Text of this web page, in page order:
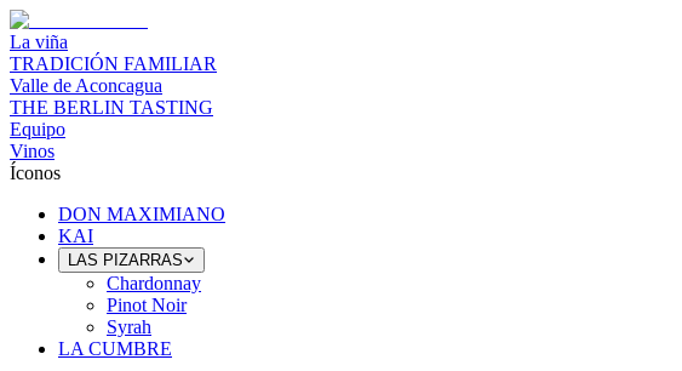
La viña
TRADICIÓN FAMILIAR
Valle de Aconcagua
THE BERLIN TASTING
Equipo
Vinos
Íconos
DON MAXIMIANO
KAI
LAS PIZARRAS
Chardonnay
Pinot Noir
Syrah
LA CUMBRE